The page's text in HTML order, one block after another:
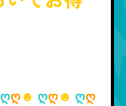
ღღ☻ ღღ☻ ღღ